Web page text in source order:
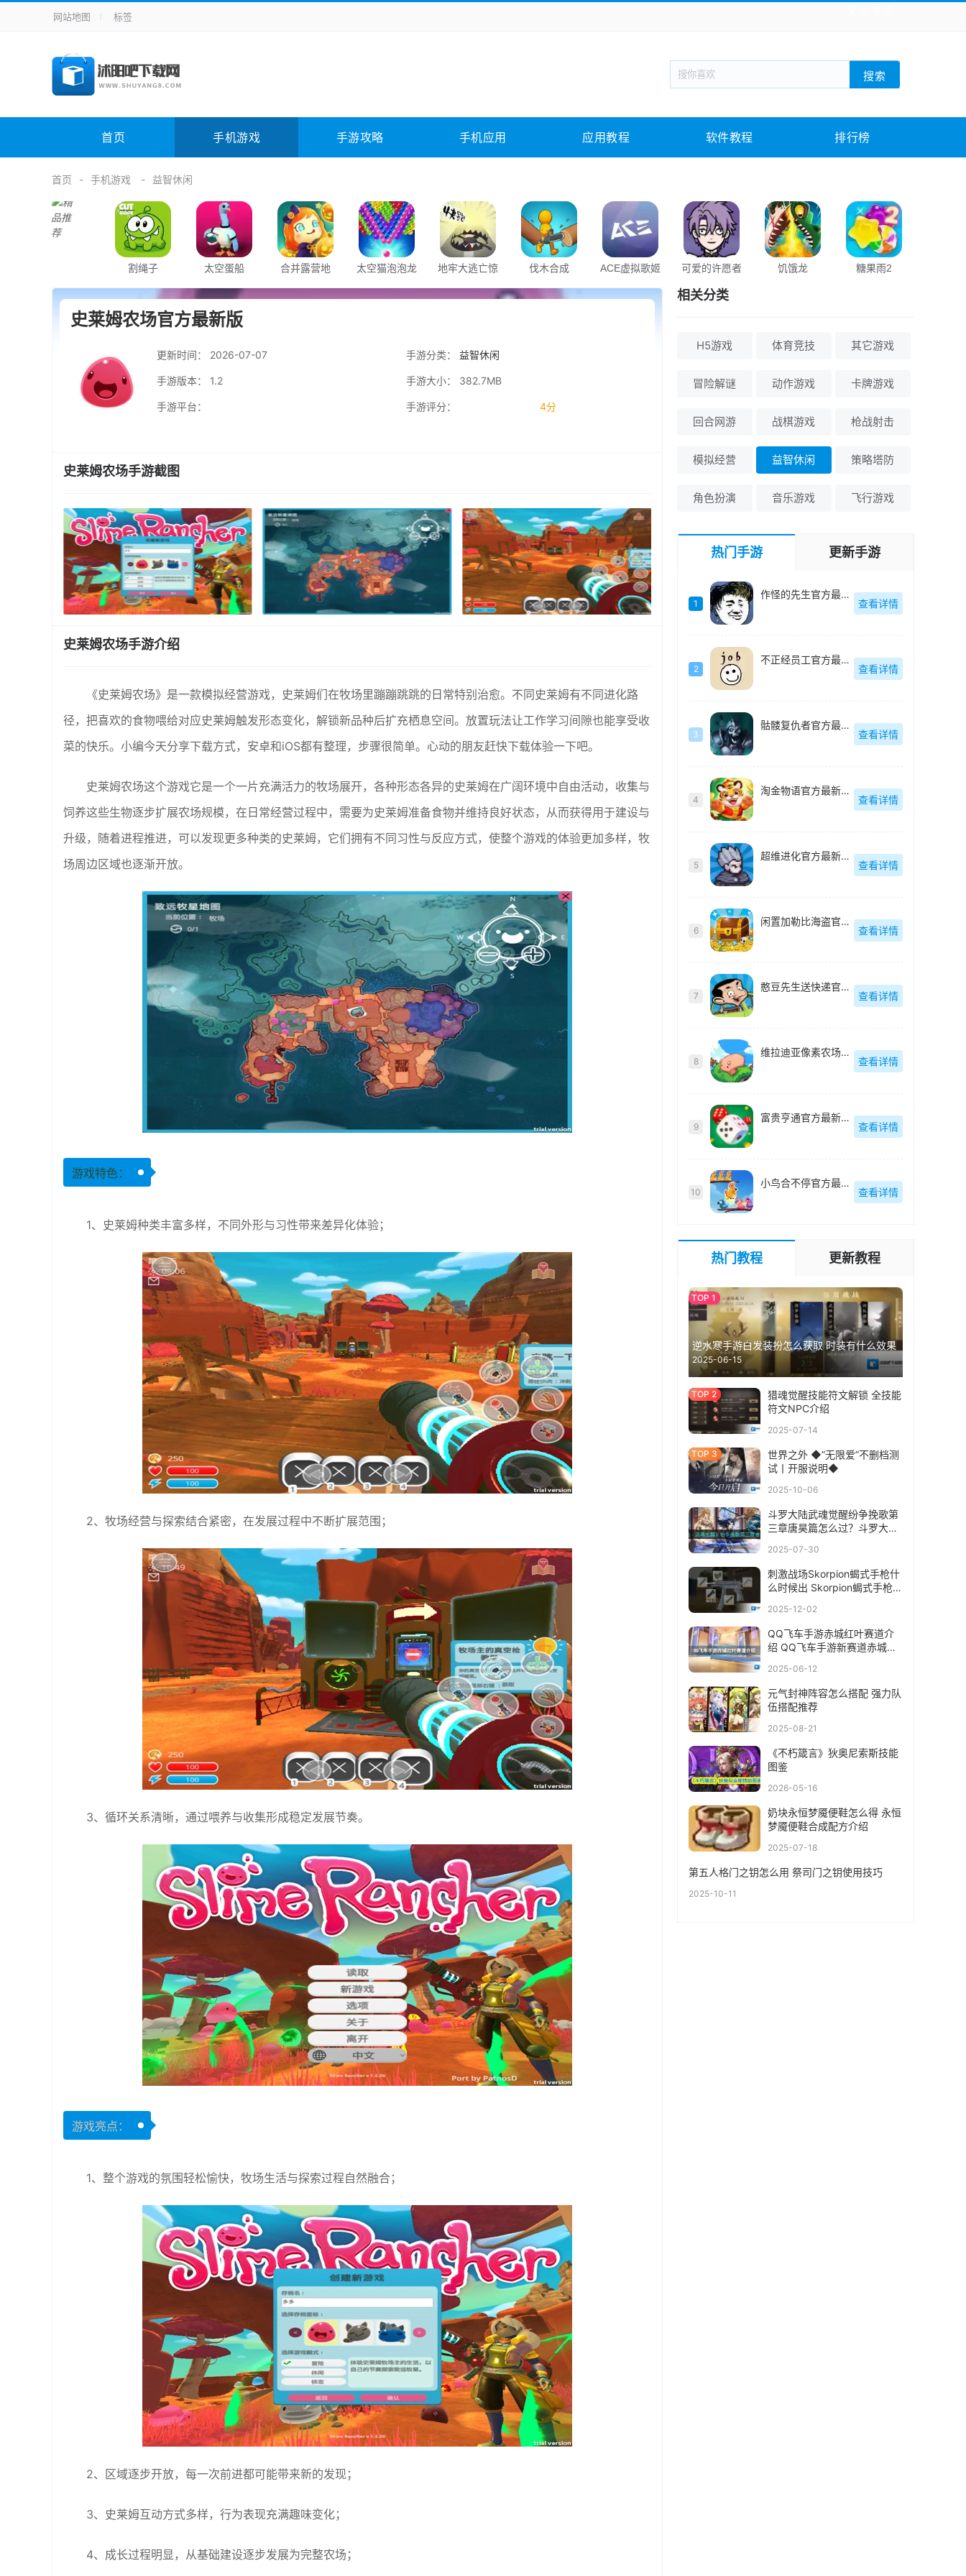
手机应用 新闻阅读 旅游出行 生活实用
手机游戏 H5游戏 回合网游 战棋游戏 枪战射击
电脑软件 其它类别 图形软件 安全相关 应用软件 影音软件 插件下载 教育教学 游戏娱乐 系统软件 素材下载
未分类 综合其它
网站地图 标签
搜索
首页 手机游戏 手游攻略 手机应用 应用教程 软件教程 排行榜
首页 手机游戏 益智休闲
割绳子 太空蛋船 合并露营地 太空猫泡泡龙
地牢大逃亡惊
伐木合成 ACE虚拟歌姬 可爱的许愿者 饥饿龙 糖果雨2
史莱姆农场官方最新版
更新时间： 2026-07-07 手游分类： 益智休闲
手游版本： 1.2 手游大小： 382.7MB
手游平台： 手游评分： 4分
史莱姆农场手游截图
史莱姆农场手游介绍
《史莱姆农场》是一款模拟经营游戏，史莱姆们在牧场里蹦蹦跳跳的日常特别治愈。不同史莱姆有不同进化路
径，把喜欢的食物喂给对应史莱姆触发形态变化，解锁新品种后扩充栖息空间。放置玩法让工作学习间隙也能享受收
菜的快乐。小编今天分享下载方式，安卓和iOS都有整理，步骤很简单。心动的朋友赶快下载体验一下吧。
史莱姆农场这个游戏它是一个一片充满活力的牧场展开，各种形态各异的史莱姆在广阔环境中自由活动，收集与
饲养这些生物逐步扩展农场规模，在日常经营过程中，需要为史莱姆准备食物并维持良好状态，从而获得用于建设与
升级，随着进程推进，可以发现更多种类的史莱姆，它们拥有不同习性与反应方式，使整个游戏的体验更加多样，牧
场周边区域也逐渐开放。
游戏特色：
1、史莱姆种类丰富多样，不同外形与习性带来差异化体验；
2、牧场经营与探索结合紧密，在发展过程中不断扩展范围；
3、循环关系清晰，通过喂养与收集形成稳定发展节奏。
游戏亮点：
1、整个游戏的氛围轻松愉快，牧场生活与探索过程自然融合；
2、区域逐步开放，每一次前进都可能带来新的发现；
3、史莱姆互动方式多样，行为表现充满趣味变化；
4、成长过程明显，从基础建设逐步发展为完整农场；
相关分类
H5游戏 体育竞技 其它游戏
冒险解谜 动作游戏 卡牌游戏
回合网游 战棋游戏 枪战射击
模拟经营 益智休闲 策略塔防
角色扮演 音乐游戏 飞行游戏
热门手游 更新手游
1
作怪的先生官方最新版-v1.0.0
查看详情
2
不正经员工官方最新版-v1.15
查看详情
3
骷髅复仇者官方最新版-v1.0.7.4
查看详情
4
淘金物语官方最新版-v1.0.4
查看详情
5
超维进化官方最新版-v1.3
查看详情
6
闲置加勒比海盗官方最新版-v1.0.1.5
查看详情
7
憨豆先生送快递官方最新版-v2.1.0.8
查看详情
8
维拉迪亚像素农场官方最新版-v1.36
查看详情
9
富贵亨通官方最新版-v1.0.2
查看详情
10
小鸟合不停官方最新版-v1.0.6
查看详情
热门教程 更新教程
逆水寒手游白发装扮怎么获取 时装有什么效果
2025-06-15
猎魂觉醒技能符文解锁 全技能
符文NPC介绍
2025-07-14
世界之外 ◆”无限爱”不删档测
试丨开服说明◆
2025-10-06
斗罗大陆武魂觉醒纷争挽歌第
三章唐昊篇怎么过？斗罗大陆
篇通关攻略
2025-07-30
刺激战场Skorpion蝎式手枪什
么时候出 Skorpion蝎式手枪上
2025-12-02
QQ飞车手游赤城红叶赛道介
绍 QQ飞车手游新赛道赤城红
2025-06-12
元气封神阵容怎么搭配 强力队
伍搭配推荐
2025-08-21
《不朽箴言》狄奥尼索斯技能
图鉴
2026-05-16
奶块永恒梦魇便鞋怎么得 永恒
梦魇便鞋合成配方介绍
2025-07-18
第五人格门之钥怎么用 祭司门之钥使用技巧
2025-10-11